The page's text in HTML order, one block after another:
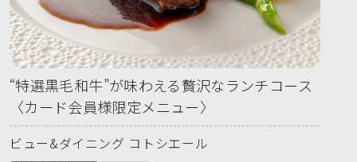
“特選黒毛和牛”が味わえる贅沢なランチコース
〈カード会員様限定メニュー〉
ビュー&ダイニング コトシエール